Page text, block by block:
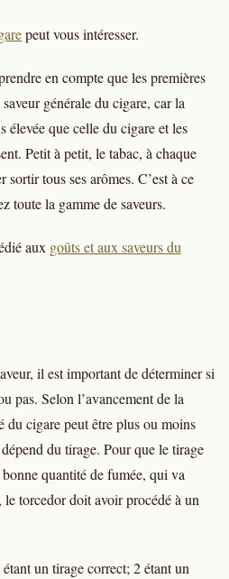
peut vous intéresser.
en compte que les premières
générale du cigare, car la
élevée que celle du cigare et les
Petit à petit, le tabac, à chaque
tous ses arômes. C’est à ce
toute la gamme de saveurs.
aux goûts et aux saveurs du
il est important de déterminer si
pas. Selon l’avancement de la
cigare peut être plus ou moins
du tirage. Pour que le tirage
quantité de fumée, qui va
torcedor doit avoir procédé à un
un tirage correct; 2 étant un